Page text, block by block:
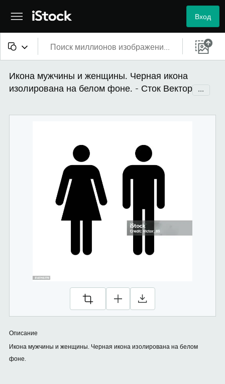
Вход
Изображения
Фотографии
Векторные файлы
Икона мужчины и женщины. Черная икона
изолирована на белом фоне. - Сток Вектор ...
Описание
Икона мужчины и женщины. Черная икона изолирована на белом
фоне.